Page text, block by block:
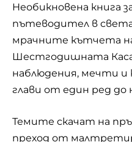
Необикновена книга
пътеводител в
мрачните кътчета
Шестгодишната
наблюдения, мечти
глави от един ред до
Темите скачат на
преход от